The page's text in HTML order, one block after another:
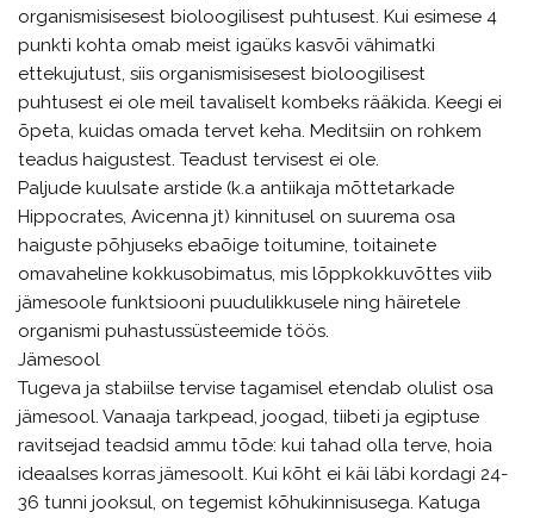
organismisisesest bioloogilisest puhtusest. Kui esimese 4
punkti kohta omab meist igaüks kasvõi vähimatki
ettekujutust, siis organismisisesest bioloogilisest
puhtusest ei ole meil tavaliselt kombeks rääkida. Keegi ei
õpeta, kuidas omada tervet keha. Meditsiin on rohkem
teadus haigustest. Teadust tervisest ei ole.
Paljude kuulsate arstide (k.a antiikaja mõttetarkade
Hippocrates, Avicenna jt) kinnitusel on suurema osa
haiguste põhjuseks ebaõige toitumine, toitainete
omavaheline kokkusobimatus, mis lõppkokkuvõttes viib
jämesoole funktsiooni puudulikkusele ning häiretele
organismi puhastussüsteemide töös.
Jämesool
Tugeva ja stabiilse tervise tagamisel etendab olulist osa
jämesool. Vanaaja tarkpead, joogad, tiibeti ja egiptuse
ravitsejad teadsid ammu tõde: kui tahad olla terve, hoia
ideaalses korras jämesoolt. Kui kõht ei käi läbi kordagi 24-
36 tunni jooksul, on tegemist kõhukinnisusega. Katuga